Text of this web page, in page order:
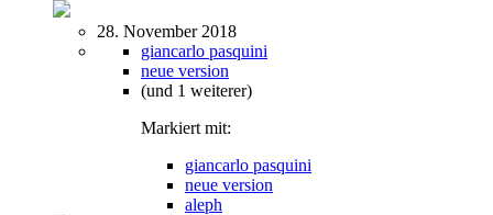
28. November 2018
giancarlo pasquini
neue version
(und 1 weiterer)
Markiert mit:
giancarlo pasquini
neue version
aleph